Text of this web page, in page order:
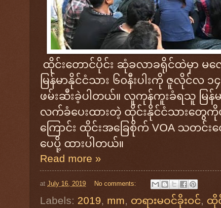
ထိုင်းတောင်ပိုင်း ဆုံခလာခရိုင်ထဲမှာ မလ
မြန်မာနိုင်ငံသား ၆၀နီးပါးကို ဇူလိုင်
ဖမ်းဆီးခဲ့ပါတယ်။ လူကုန်ကူးခံရသူ မြ
လက်ခံပေးထားတဲ့ ထိုင်းနိုင်ငံသားတွေကိုပ
ကြောင်း ထိုင်းအခြေစိုက် VOA သတင်
ပေပို့ ထားပါတယ်။
Read more »
at July 16, 2019 No comments:
Labels: 2019, mm, တရားမဝင်ခိုးဝင်, ထို